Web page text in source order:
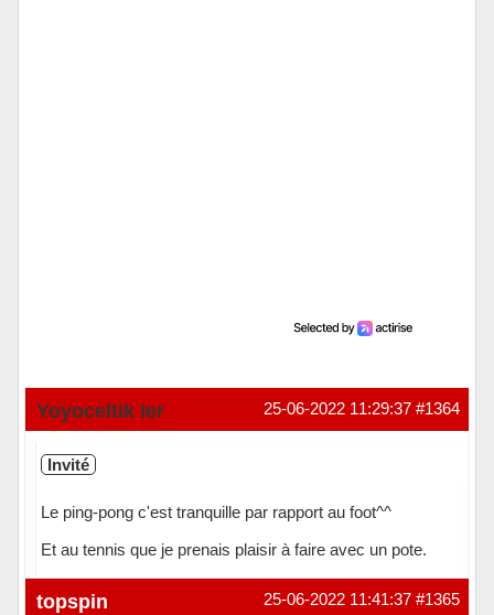
#1364
25-06-2022 11:29:37
Yoyoceltik Ier
Invité
Le ping-pong c'est tranquille par rapport au foot^^
Et au tennis que je prenais plaisir à faire avec un pote.
#1365
25-06-2022 11:41:37
topspin